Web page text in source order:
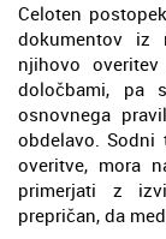
Celoten
dokumentov iz
njihovo
določbami, pa
osnovnega
obdelavo.
overitve, mora
primerjati z
prepričan, da